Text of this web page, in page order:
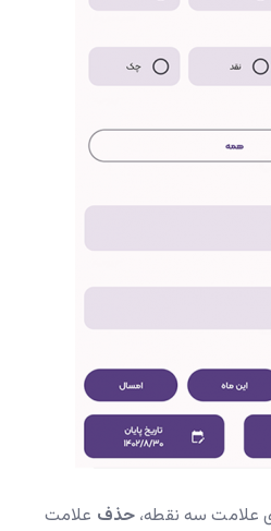
علامت سه نقطه،حذف علامت